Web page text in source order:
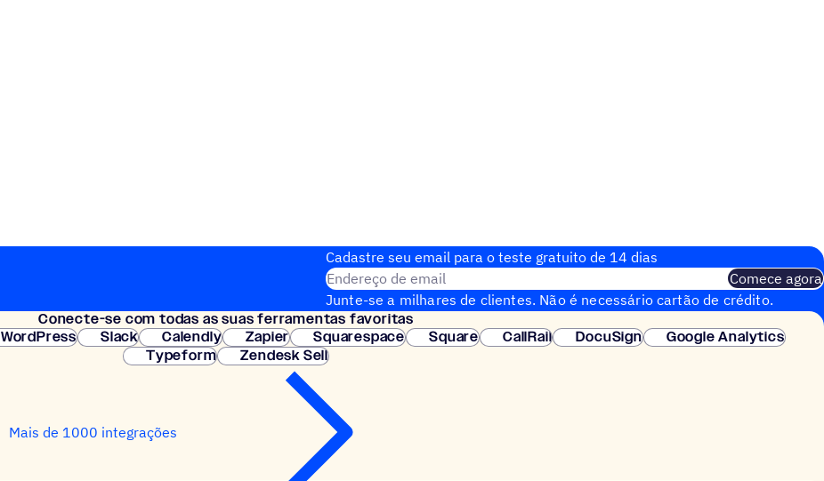
Cadastre seu email para o teste gratuito de 14 dias
Endereço de email
Comece agora
Junte-se a milhares de clientes. Não é necessário cartão de crédito.
Configuração instantânea.
Conecte-se com todas as suas ferramentas favoritas
WordPress Slack Calendly Zapier Squarespace Square CallRail DocuSign
Google Analytics
Typeform
Zendesk Sell
Mais de 1000 integrações